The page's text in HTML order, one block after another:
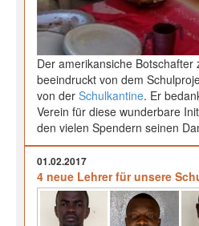
Der amerikansiche Botschafter
beeindruckt von dem
von der Schulkantine. Er
Verein für diese wunderbare
den vielen Spendern seinen
01.02.2017
4 neue Lehrer für unsere